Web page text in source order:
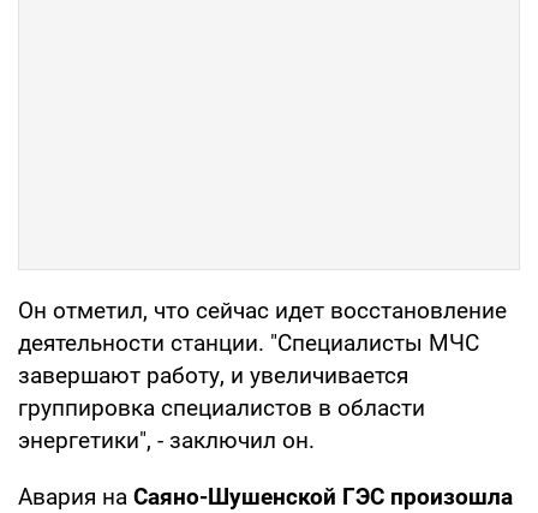
Он отметил, что сейчас идет восстановление
деятельности станции. "Специалисты МЧС
завершают работу, и увеличивается
группировка специалистов в области
энергетики", - заключил он.
Авария на Саяно-Шушенской ГЭС произошла